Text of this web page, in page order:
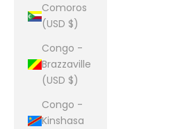
Comoros
(USD $)
Congo -
Brazzaville
(USD $)
Congo -
Kinshasa